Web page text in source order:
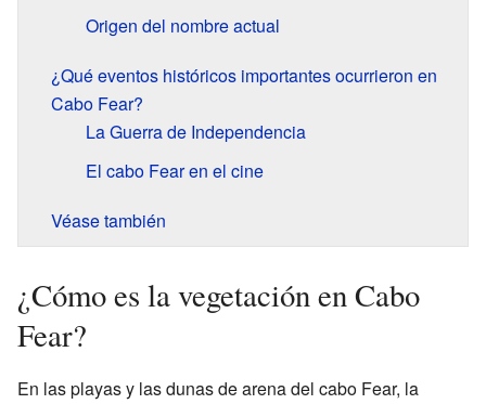
Origen del nombre actual
¿Qué eventos históricos importantes ocurrieron en
Cabo Fear?
La Guerra de Independencia
El cabo Fear en el cine
Véase también
¿Cómo es la vegetación en Cabo
Fear?
En las playas y las dunas de arena del cabo Fear, la